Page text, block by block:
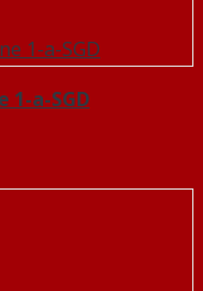
1-a-SGD